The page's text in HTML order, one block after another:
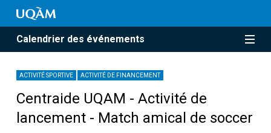
Calendrier des événements
ACTIVITÉ SPORTIVE ACTIVITÉ DE FINANCEMENT
Centraide UQAM - Activité de
lancement - Match amical de soccer